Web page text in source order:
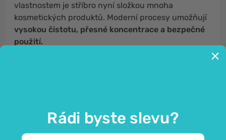
vlastnostem je stříbro nyní složkou mnoha
kosmetických produktů. Moderní procesy umožňují
vysokou čistotu, přesné koncentrace a bezpečné
použití.
Stříbro je vynikajícípro péči o všechny typy pleti,
ale může mít zvláštní výhod
Rádi byste slevu?